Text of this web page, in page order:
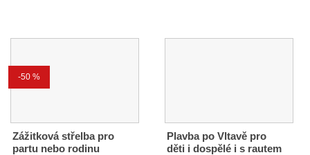
-50 %
Zážitková střelba pro
partu nebo rodinu
Plavba po Vltavě pro
děti i dospělé i s rautem